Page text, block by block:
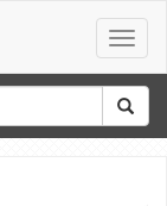
Toggle